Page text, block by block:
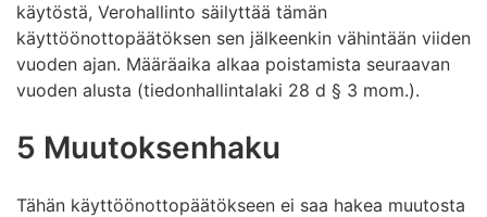
käytöstä, Verohallinto säilyttää tämän
käyttöönottopäätöksen sen jälkeenkin vähintään viiden
vuoden ajan. Määräaika alkaa poistamista seuraavan
vuoden alusta (tiedonhallintalaki 28 d § 3 mom.).
5 Muutoksenhaku
Tähän käyttöönottopäätökseen ei saa hakea muutosta